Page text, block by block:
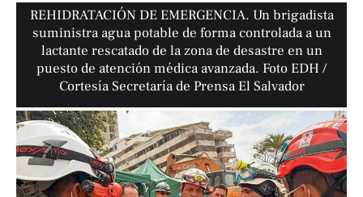
REHIDRATACIÓN DE EMERGENCIA. Un brigadista
suministra agua potable de forma controlada a un
lactante rescatado de la zona de desastre en un
puesto de atención médica avanzada. Foto EDH /
Cortesía Secretaría de Prensa El Salvador